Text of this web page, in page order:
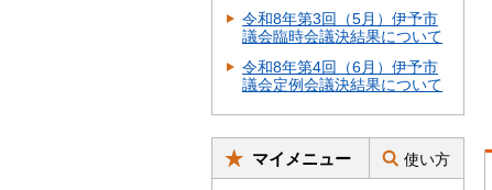
令和8年第3回（5月）伊予市
議会臨時会議決結果について
令和8年第4回（6月）伊予市
議会定例会議決結果について
マイメニュー 使い方